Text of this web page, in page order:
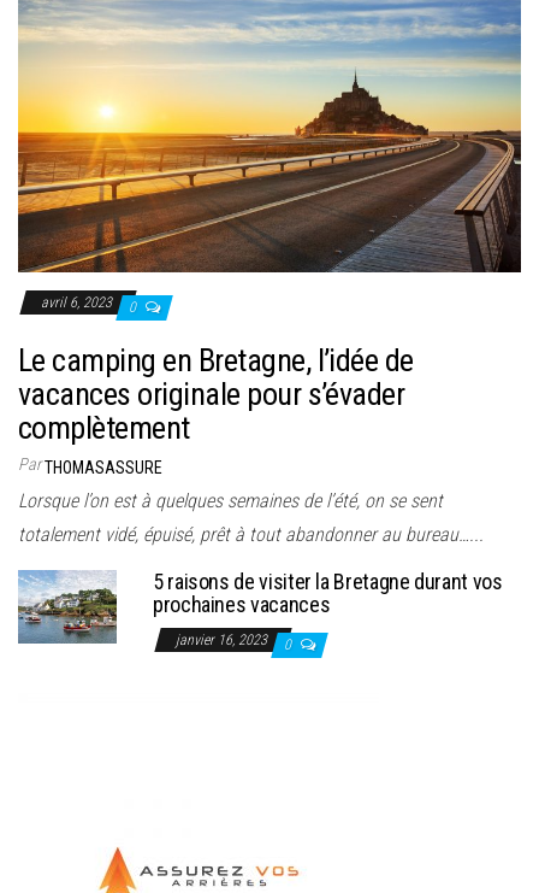
avril 6, 2023 0
Le camping en Bretagne, l’idée de
vacances originale pour s’évader
complètement
ParTHOMASASSURE
Lorsque l’on est à quelques semaines de l’été, on se sent
totalement vidé, épuisé, prêt à tout abandonner au bureau…...
5 raisons de visiter la Bretagne durant vos
prochaines vacances
janvier 16, 2023 0